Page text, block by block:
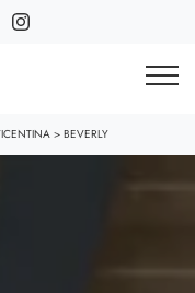
> BEVERLY